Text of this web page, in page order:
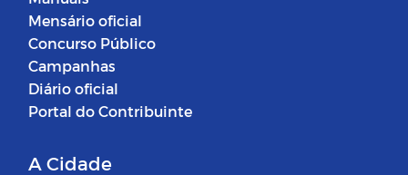
Mensário oficial
Concurso Público
Campanhas
Diário oficial
Portal do Contribuinte
A Cidade